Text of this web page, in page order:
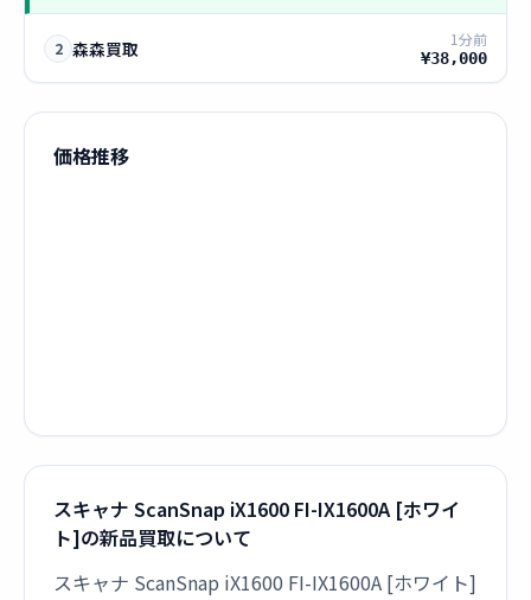
2 森森買取 1分前
¥38,000
価格推移
スキャナ ScanSnap iX1600 FI-IX1600A [ホワイ
ト]の新品買取について
スキャナ ScanSnap iX1600 FI-IX1600A [ホワイト]